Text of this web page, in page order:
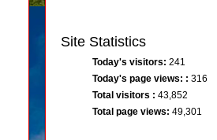
Site Statistics
Today's visitors: 241
Today's page views: : 316
Total visitors : 43,852
Total page views: 49,301